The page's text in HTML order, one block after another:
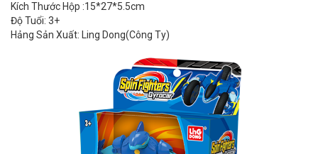
Kích Thước Hộp :15*27*5.5cm
Độ Tuổi: 3+
Hảng Sản Xuất: Ling Dong(Công Ty)